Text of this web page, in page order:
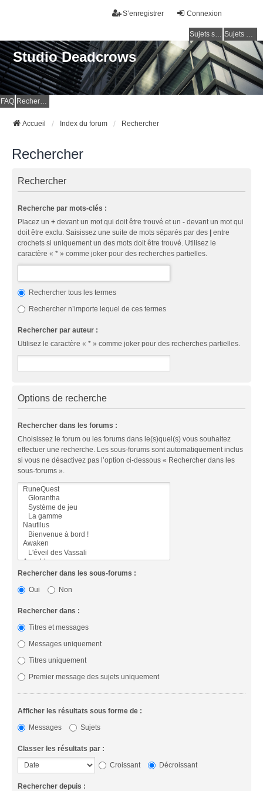
Connexion
S’enregistrer
Sujets sans réponse Sujets actifs
Studio Deadcrows
FAQ Rechercher
Accueil Index du forum Rechercher
Rechercher
Rechercher
Recherche par mots-clés :
Placez un + devant un mot qui doit être trouvé et un - devant un mot qui
doit être exclu. Saisissez une suite de mots séparés par des | entre
crochets si uniquement un des mots doit être trouvé. Utilisez le
caractère « * » comme joker pour des recherches partielles.
Rechercher tous les termes
Rechercher n’importe lequel de ces termes
Rechercher par auteur :
Utilisez le caractère « * » comme joker pour des recherches partielles.
Options de recherche
Rechercher dans les forums :
Choisissez le forum ou les forums dans le(s)quel(s) vous souhaitez
effectuer une recherche. Les sous-forums sont automatiquement inclus
si vous ne désactivez pas l’option ci-dessous « Rechercher dans les
sous-forums ».
Rechercher dans les sous-forums :
Oui
Non
Rechercher dans :
Titres et messages
Messages uniquement
Titres uniquement
Premier message des sujets uniquement
Afficher les résultats sous forme de :
Messages
Sujets
Classer les résultats par :
Croissant
Décroissant
Rechercher depuis :